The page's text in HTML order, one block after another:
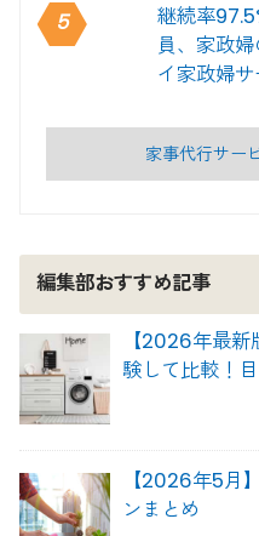
5
継続率
員、家政
イ家政婦サ
家事代行サー
編集部おすすめ記事
【2026年最
験して比較！
【2026年5月
ンまとめ